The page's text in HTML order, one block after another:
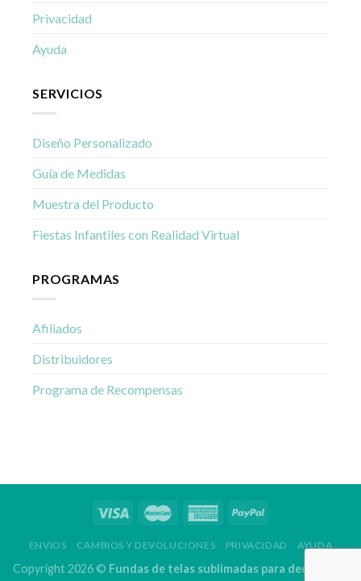
Privacidad
Ayuda
SERVICIOS
Diseño Personalizado
Guía de Medidas
Muestra del Producto
Fiestas Infantiles con Realidad Virtual
PROGRAMAS
Afiliados
Distribuidores
Programa de Recompensas
ENVIOS CAMBIOS Y DEVOLUCIONES PRIVACIDAD AYUDA
Copyright 2026 © Fundas de telas sublimadas para decoración